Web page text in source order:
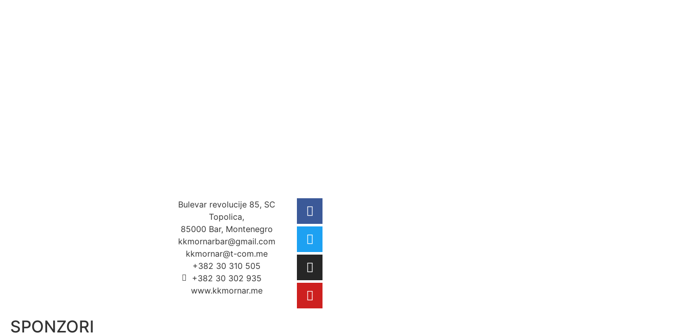
Bulevar revolucije 85, SC
Topolica,
85000 Bar, Montenegro
kkmornarbar@gmail.com
kkmornar@t-com.me
+382 30 310 505
+382 30 302 935
www.kkmornar.me
SPONZORI